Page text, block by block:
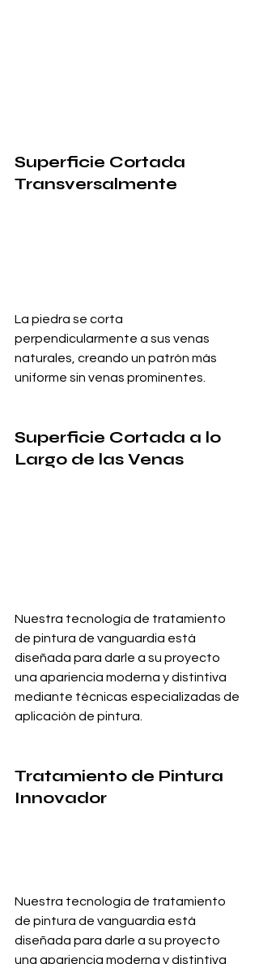
Superficie Cortada
Transversalmente
La piedra se corta
perpendicularmente a sus venas
naturales, creando un patrón más
uniforme sin venas prominentes.
Superficie Cortada a lo
Largo de las Venas
Nuestra tecnología de tratamiento
de pintura de vanguardia está
diseñada para darle a su proyecto
una apariencia moderna y distintiva
mediante técnicas especializadas de
aplicación de pintura.
Tratamiento de Pintura
Innovador
Nuestra tecnología de tratamiento
de pintura de vanguardia está
diseñada para darle a su proyecto
una apariencia moderna y distintiva